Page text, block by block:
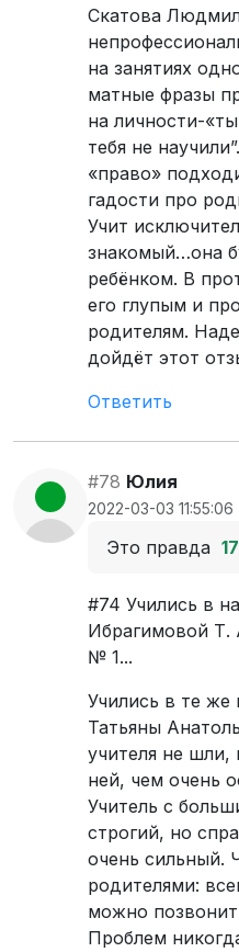
Скатова
на занятиях
матные фразы
на личности-
тебя не
«право»
гадости про
Учит
знакомый…она
ребёнком. В
его глупым и
родителям.
дойдёт этот
Ответить
#78 Юлия
2022-03-03 11:55:06
Это правда 17
#74 Учились в
Ибрагимовой Т.
№ 1...
Учились в те
Татьяны
учителя не шли,
ней, чем очень
Учитель с
строгий, но
очень сильный.
родителями:
можно
Проблем